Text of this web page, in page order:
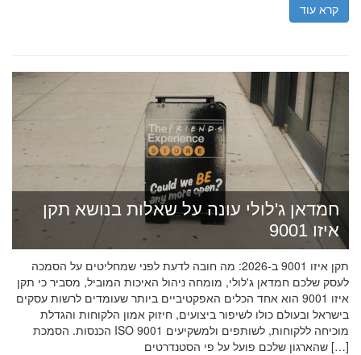
קרא עוד
חמדאן ג'לולי עונה על שאלות בנושא תקן
איזו 9001
תקן איזו 9001 ב-2026: מה חובה לדעת לפני שמחליטים על הסמכה
לעסק שלכם חמדאן ג'לולי, מומחה ניהול האיכות המוביל, מסביר כי תקן
איזו 9001 הוא אחד הכלים האפקטיביים ביותר שעומדים לרשות עסקים
בישראל ובעולם כולו לשיפור ביצועים, חיזוק אמון הלקוחות והגדלת
הכנסות. הסמכת ISO 9001 מוכיחה ללקוחות, לשותפים ולמשקיעים
שהארגון שלכם פועל על פי הסטנדרטים […]